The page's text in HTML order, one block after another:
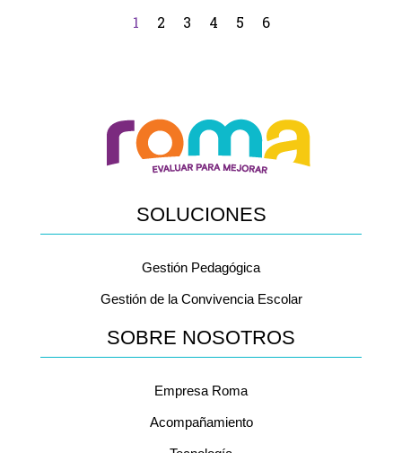
1 2 3 4 5 6
SOLUCIONES
Gestión Pedagógica
Gestión de la Convivencia Escolar
SOBRE NOSOTROS
Empresa Roma
Acompañamiento